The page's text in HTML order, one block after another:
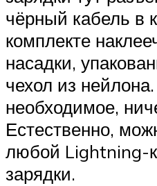
чёрный кабель в
комплекте
насадки,
чехол из
необходимое,
Естественно,
любой Lightning-
зарядки.